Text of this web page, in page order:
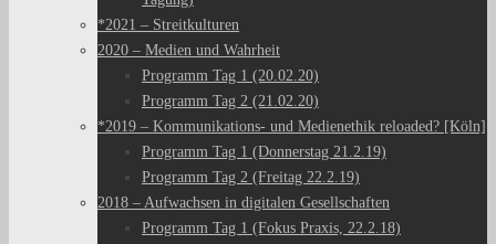
*2021 – Streitkulturen
2020 – Medien und Wahrheit
Programm Tag 1 (20.02.20)
Programm Tag 2 (21.02.20)
*2019 – Kommunikations- und Medienethik reloaded? [Köln]
Programm Tag 1 (Donnerstag 21.2.19)
Programm Tag 2 (Freitag 22.2.19)
2018 – Aufwachsen in digitalen Gesellschaften
Programm Tag 1 (Fokus Praxis, 22.2.18)